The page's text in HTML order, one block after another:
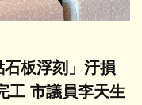
板浮刻」汙損
工 市議員李天生